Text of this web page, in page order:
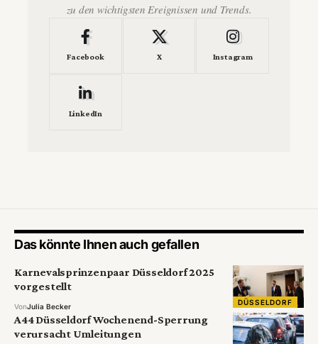
zu den wichtigsten Ereignissen und Trends.
Facebook X Instagram
LinkedIn
Das könnte Ihnen auch gefallen
DÜSSELDORF
Karnevalsprinzenpaar Düsseldorf 2025
vorgestellt
VonJulia Becker
A44 Düsseldorf Wochenend-Sperrung
verursacht Umleitungen